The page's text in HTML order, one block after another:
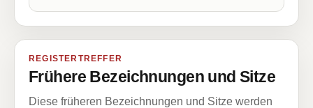
REGISTERTREFFER
Frühere Bezeichnungen und Sitze
Diese früheren Bezeichnungen und Sitze werden